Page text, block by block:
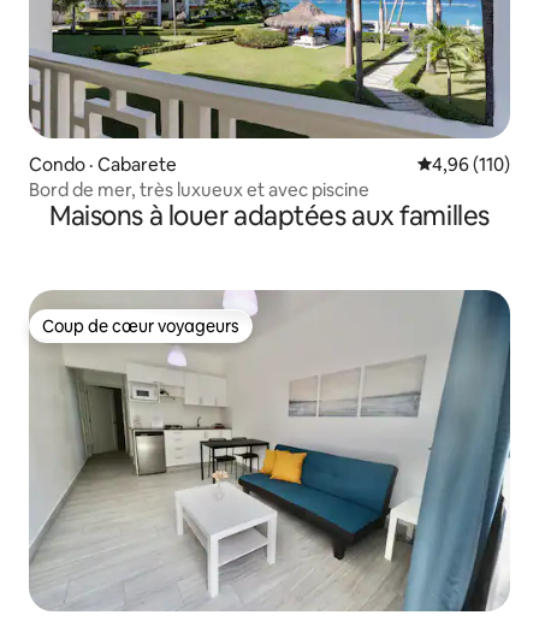
Condo · Cabarete Note
4,96 (110)
Bord de mer, très luxueux et avec piscine
Maisons à louer adaptées aux familles
Coup de cœur voyageurs
Coup de cœur voyageurs